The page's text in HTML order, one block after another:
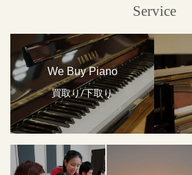
Service
We Buy Piano
買取り/下取り